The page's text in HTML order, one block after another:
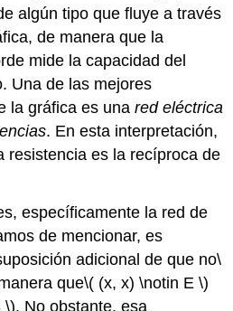
algún tipo que fluye a través
de manera que la
mide la capacidad del
Una de las mejores
la gráfica es unared eléctrica
. En esta interpretación,
resistencia es la recíproca de
específicamente la red de
de mencionar, es
adicional de que no\
que\( (x, x) \notin E \)
\). No obstante, esa